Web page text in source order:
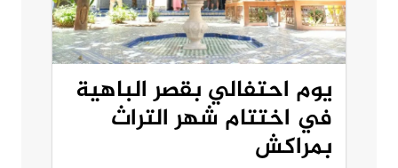
يوم احتفالي بقصر الباهية
في اختتام شهر التراث
بمراكش